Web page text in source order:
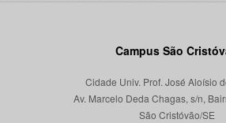
Campus São
Cidade Univ. Prof. José Aloísio
Av. Marcelo Deda Chagas, s/n,
São Cristóvão/SE